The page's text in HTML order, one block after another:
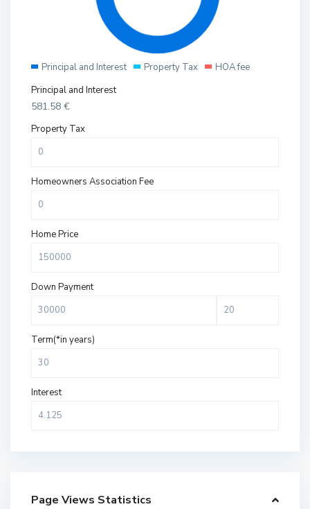
Principal and Interest Property Tax
HOA fee
Principal and Interest
581.58 €
Property Tax
Homeowners Association Fee
Home Price
Down Payment
Term(*in years)
Interest
Page Views Statistics